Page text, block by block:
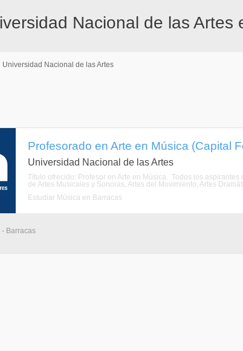
Nacional de las Artes
Universidad Nacional de las Artes
Profesorado en Arte en Música (Capital
Universidad Nacional de las Artes
Título ofrecido: Profesor en Arte en Música. Todos los
de Artes Musicales y Sonoras, Artes del Movimiento, Artes
Estudiar Música en Barracas
- Barracas